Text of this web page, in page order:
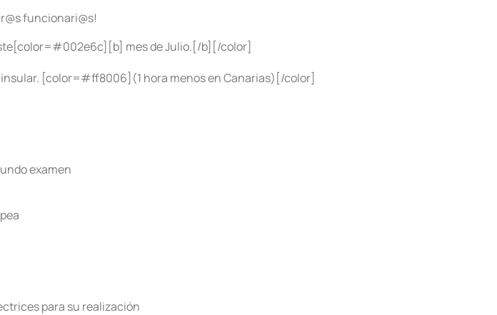
funcionari@s!
mes de Julio.[/b][/color]
[color=#ff8006](1 hora menos en Canarias)[/color]
examen
para su realización